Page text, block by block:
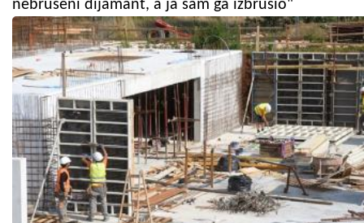
nebrušeni dijamant, a ja sam ga izbrusio"